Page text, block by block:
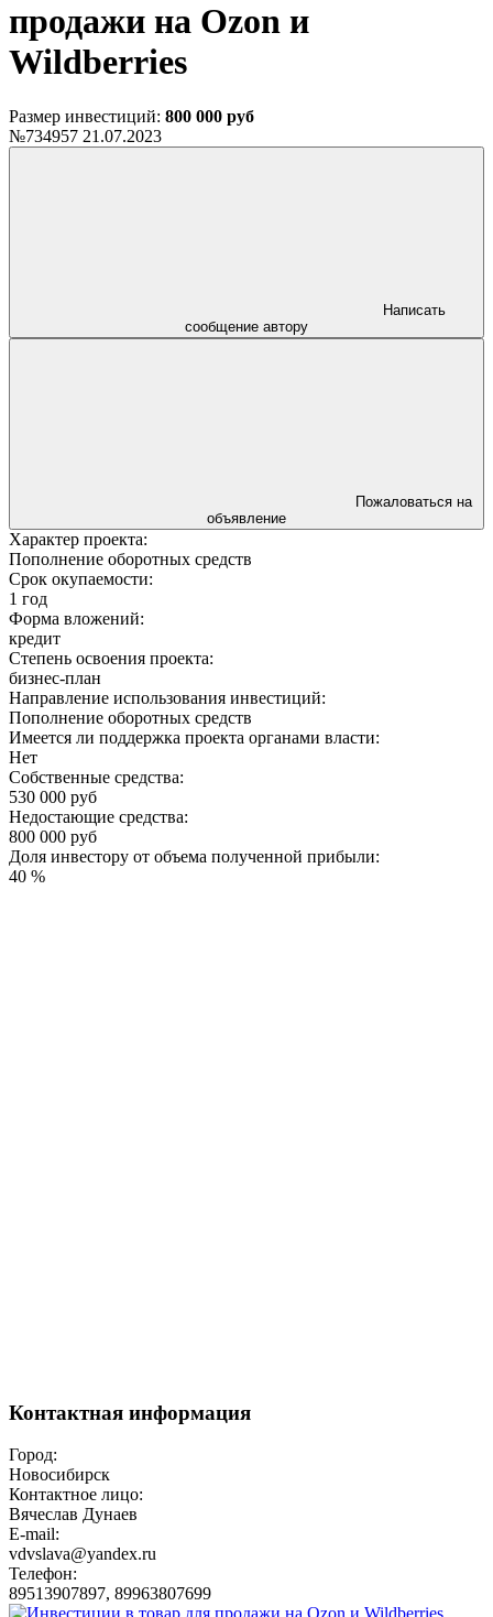
продажи на Ozon и
Wildberries
Размер инвестиций: 800 000 руб
№734957 21.07.2023
сообщение автору
объявление
Характер проекта:
Пополнение оборотных средств
Срок окупаемости:
1 год
Форма вложений:
кредит
Степень освоения проекта:
бизнес-план
Направление использования инвестиций:
Пополнение оборотных средств
Имеется ли поддержка проекта органами власти:
Нет
Собственные средства:
530 000 руб
Недостающие средства:
800 000 руб
Доля инвестору от объема полученной прибыли:
40 %
Контактная информация
Город:
Новосибирск
Контактное лицо:
Вячеслав Дунаев
E-mail:
vdvslava@yandex.ru
Телефон:
89513907897, 89963807699